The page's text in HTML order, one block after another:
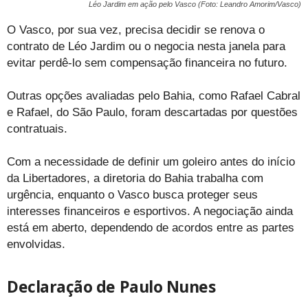
Léo Jardim em ação pelo Vasco (Foto: Leandro Amorim/Vasco)
O Vasco, por sua vez, precisa decidir se renova o
contrato de Léo Jardim ou o negocia nesta janela para
evitar perdê-lo sem compensação financeira no futuro.
Outras opções avaliadas pelo Bahia, como Rafael Cabral
e Rafael, do São Paulo, foram descartadas por questões
contratuais.
Com a necessidade de definir um goleiro antes do início
da Libertadores, a diretoria do Bahia trabalha com
urgência, enquanto o Vasco busca proteger seus
interesses financeiros e esportivos. A negociação ainda
está em aberto, dependendo de acordos entre as partes
envolvidas.
Declaração de Paulo Nunes